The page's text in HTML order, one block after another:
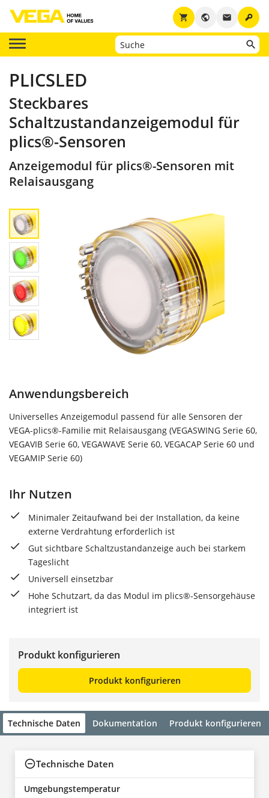
key
email
public
shopping_cart
PLICSLED
Steckbares
Schaltzustandanzeigemodul für
plics®-Sensoren
Anzeigemodul für plics®-Sensoren mit
Relaisausgang
Anwendungsbereich
Universelles Anzeigemodul passend für alle Sensoren der
VEGA-plics®-Familie mit Relaisausgang (VEGASWING Serie 60,
VEGAVIB Serie 60, VEGAWAVE Serie 60, VEGACAP Serie 60 und
VEGAMIP Serie 60)
Ihr Nutzen
Minimaler Zeitaufwand bei der Installation, da keine
externe Verdrahtung erforderlich ist
Gut sichtbare Schaltzustandanzeige auch bei starkem
Tageslicht
Universell einsetzbar
Hohe Schutzart, da das Modul im plics®-Sensorgehäuse
integriert ist
Produkt konfigurieren
Produkt konfigurieren
Technische Daten Dokumentation Produkt konfigurieren
Technische Daten
Umgebungstemperatur